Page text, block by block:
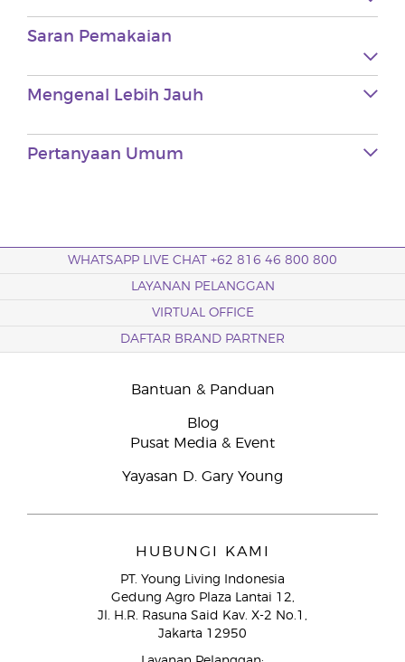
Saran Pemakaian
Mengenal Lebih Jauh
Pertanyaan Umum
WHATSAPP LIVE CHAT +62 816 46 800 800
LAYANAN PELANGGAN
VIRTUAL OFFICE
DAFTAR BRAND PARTNER
Bantuan & Panduan
Blog
Pusat Media & Event
Yayasan D. Gary Young
HUBUNGI KAMI
PT. Young Living Indonesia
Gedung Agro Plaza Lantai 12,
Jl. H.R. Rasuna Said Kav. X-2 No.1,
Jakarta 12950